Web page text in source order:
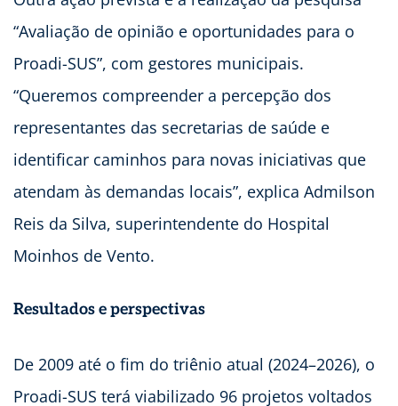
“Avaliação de opinião e oportunidades para o
Proadi-SUS”, com gestores municipais.
“Queremos compreender a percepção dos
representantes das secretarias de saúde e
identificar caminhos para novas iniciativas que
atendam às demandas locais”, explica Admilson
Reis da Silva, superintendente do Hospital
Moinhos de Vento.
Resultados e perspectivas
De 2009 até o fim do triênio atual (2024–2026), o
Proadi-SUS terá viabilizado 96 projetos voltados